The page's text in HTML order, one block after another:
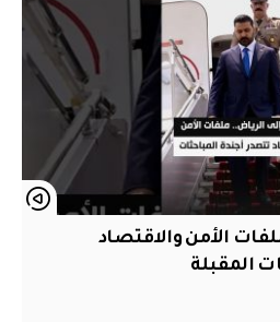
الأمن والاقتصاد
المقبلة